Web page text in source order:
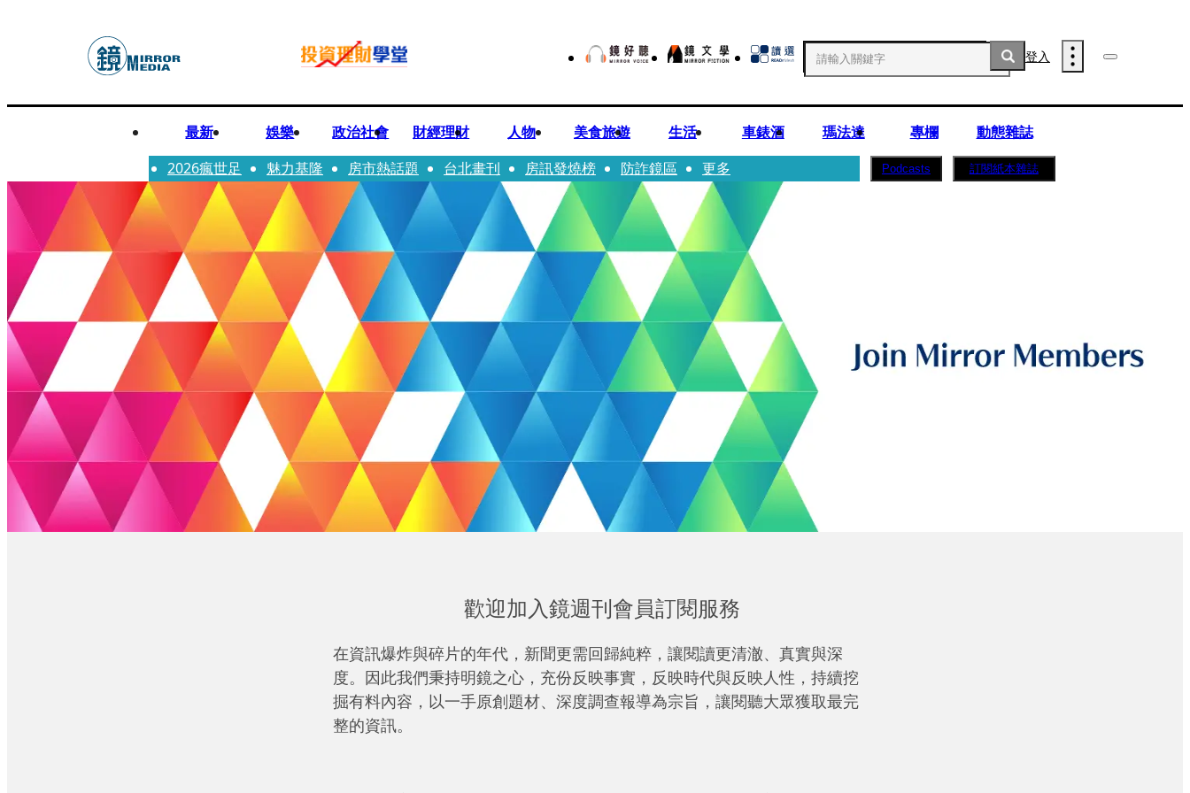
登入
最新 娛樂 政治社會 財經理財 人物 美食旅遊 生活 車錶酒 瑪法達 專欄
動態雜誌
2026瘋世足
魅力基隆 房市熱話題 台北畫刊 房訊發燒榜 防詐鏡區 更多 Podcasts 訂閱紙本雜誌
歡迎加入鏡週刊會員訂閱服務
在資訊爆炸與碎片的年代，新聞更需回歸純粹，讓閱讀更清澈、真實與深
度。因此我們秉持明鏡之心，充份反映事實，反映時代與反映人性，持續挖
掘有料內容，以一手原創題材、深度調查報導為宗旨，讓閱聽大眾獲取最完
整的資訊。